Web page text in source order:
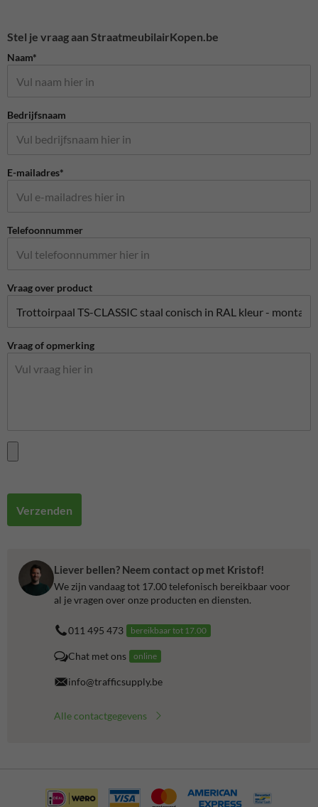
Stel je vraag aan StraatmeubilairKopen.be
Naam*
Bedrijfsnaam
E-mailadres*
Telefoonnummer
Vraag over product
Vraag of opmerking
Verzenden
Liever bellen? Neem contact op met Kristof!
We zijn vandaag tot 17.00 telefonisch bereikbaar voor
al je vragen over onze producten en diensten.
011 495 473 bereikbaar tot 17.00
Chat met ons online
info@trafficsupply.be
Alle contactgegevens